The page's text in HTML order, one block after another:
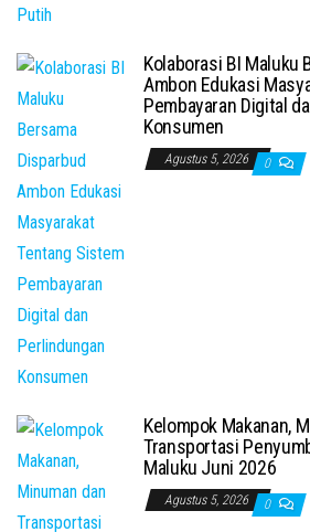
Kolaborasi BI Maluku
Ambon Edukasi
Pembayaran Digital
Konsumen
Agustus 5, 2026 0
Kelompok Makanan,
Transportasi
Maluku Juni 2026
Agustus 5, 2026 0